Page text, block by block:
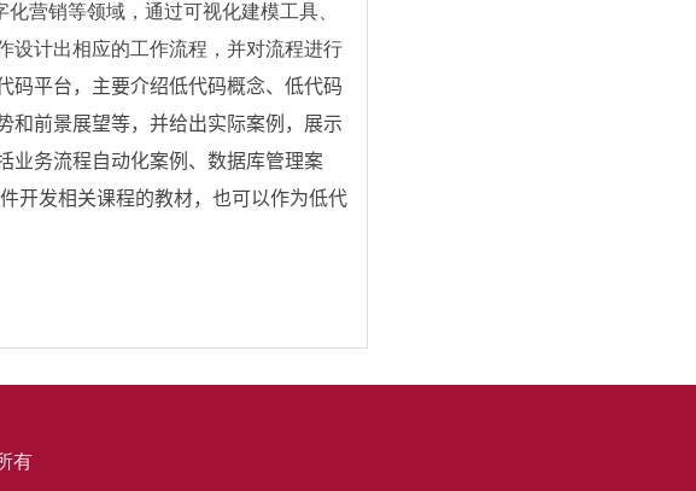
营销等领域，通过可视化建模工具、
设计出相应的工作流程，并对流程进行
码平台，主要介绍低代码概念、低代码
和前景展望等，并给出实际案例，展示
业务流程自动化案例、数据库管理案
开发相关课程的教材，也可以作为低代
有